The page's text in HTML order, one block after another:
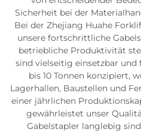
Sicherheit bei der
Bei der Zhejiang Huahe
unsere fortschrittliche
betriebliche Produktivität
sind vielseitig einsetzbar und
bis 10 Tonnen konzipiert,
Lagerhallen, Baustellen und
einer jährlichen
gewährleistet unser
Gabelstapler langlebig